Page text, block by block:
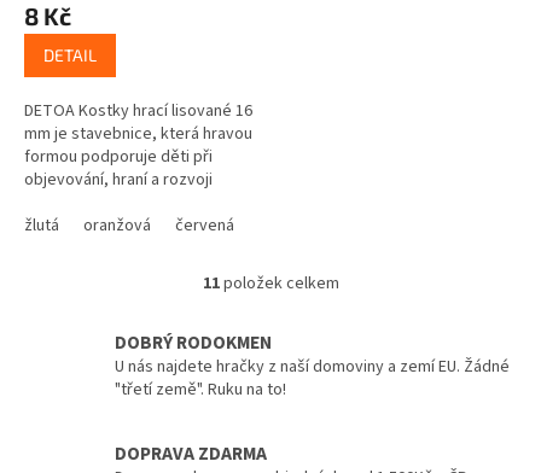
8 Kč
DETAIL
DETOA Kostky hrací lisované 16
mm je stavebnice, která hravou
formou podporuje děti při
objevování, hraní a rozvoji
Podporuje kreativní stavění –
žlutá oranžová červená
O
l
á
d
11položek celkem
DOBRÝ RODOKMEN
U nás najdete hračky z naší domoviny a zemí EU. Žádné
"třetí země". Ruku na to!
DOPRAVA ZDARMA